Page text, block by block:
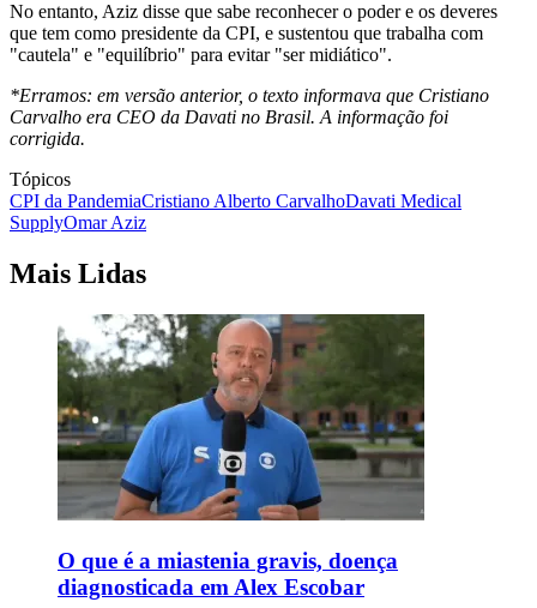
No entanto, Aziz disse que sabe reconhecer o poder e os deveres
que tem como presidente da CPI, e sustentou que trabalha com
"cautela" e "equilíbrio" para evitar "ser midiático".
*Erramos: em versão anterior, o texto informava que Cristiano
Carvalho era CEO da Davati no Brasil. A informação foi
corrigida.
Tópicos
CPI da PandemiaCristiano Alberto CarvalhoDavati Medical
SupplyOmar Aziz
Mais Lidas
O que é a miastenia gravis, doença
diagnosticada em Alex Escobar